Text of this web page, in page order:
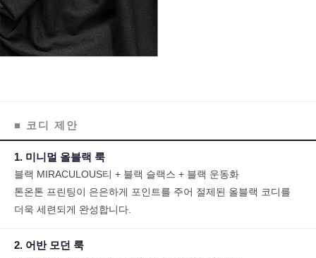
■ 코디 제안
1. 미니멀 올블랙 룩
블랙 MIRACULOUS티 + 블랙 슬랙스 + 블랙 운동화
톤온톤 프린팅이 은은하게 포인트를 주어 절제된 올블랙 코디를
더욱 세련되게 완성합니다.
2. 어반 모던 룩